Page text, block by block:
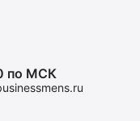
по МСК